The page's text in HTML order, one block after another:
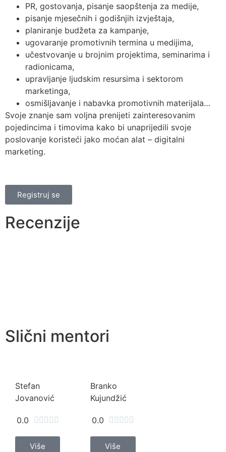
PR, gostovanja, pisanje saopštenja za medije,
pisanje mjesečnih i godišnjih izvještaja,
planiranje budžeta za kampanje,
ugovaranje promotivnih termina u medijima,
učestvovanje u brojnim projektima, seminarima i
radionicama,
upravljanje ljudskim resursima i sektorom
marketinga,
osmišljavanje i nabavka promotivnih materijala…
Svoje znanje sam voljna prenijeti zainteresovanim
pojedincima i timovima kako bi unaprijedili svoje
poslovanje koristeći jako moćan alat – digitalni
marketing.
Registruj se
Recenzije
Slični mentori
Stefan
Jovanović
0.0     
Više
Branko
Kujundžić
0.0     
Više